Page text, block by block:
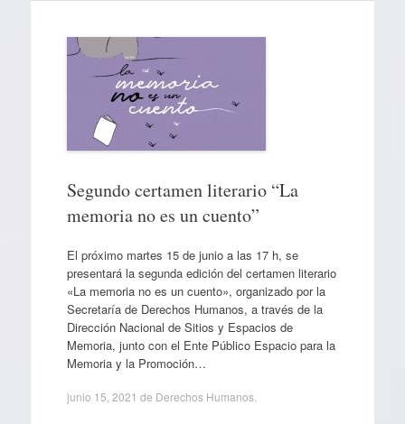
Segundo certamen literario “La
memoria no es un cuento”
El próximo martes 15 de junio a las 17 h, se
presentará la segunda edición del certamen literario
«La memoria no es un cuento», organizado por la
Secretaría de Derechos Humanos, a través de la
Dirección Nacional de Sitios y Espacios de
Memoria, junto con el Ente Público Espacio para la
Memoria y la Promoción…
junio 15, 2021 de Derechos Humanos.